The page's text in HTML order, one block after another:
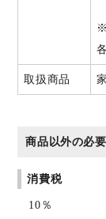
取扱商品
商品以外の必
消費税
10％